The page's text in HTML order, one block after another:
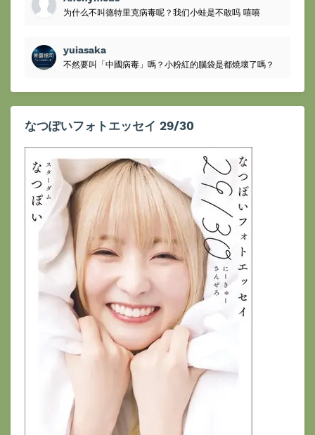
为什么不叫德特里克病毒呢？我们小蛙是不敢吗 嘻嘻
yuiasaka
不然要叫「中國病毒」嗎？小粉紅的腦袋是都燒壞了嗎？
なつぽいフォトエッセイ 29/30